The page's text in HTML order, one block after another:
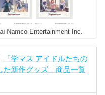
Namco Entertainment Inc.
「学マス アイドルたちの
た新作グッズ」商品一覧